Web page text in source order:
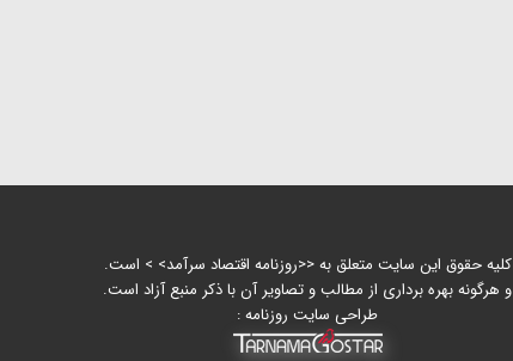
کلیه حقوق این سایت متعلق به <<روزنامه اقتصاد سرآمد> > است.
و هرگونه بهره برداری از مطالب و تصاویر آن با ذکر منبع آزاد است.
طراحی سایت روزنامه :